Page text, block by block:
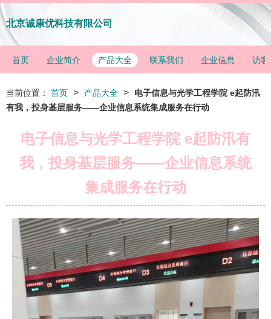
北京诚康优科技有限公司
首页 企业简介 产品大全 联系我们 企业信息 访客
当前位置： 首页 > 产品大全 >
电子信息与光学工程学院 e起防汛
有我，投身基层服务——企业信息系统集成服务在行动
电子信息与光学工程学院 e起防汛有
我，投身基层服务——企业信息系统
集成服务在行动